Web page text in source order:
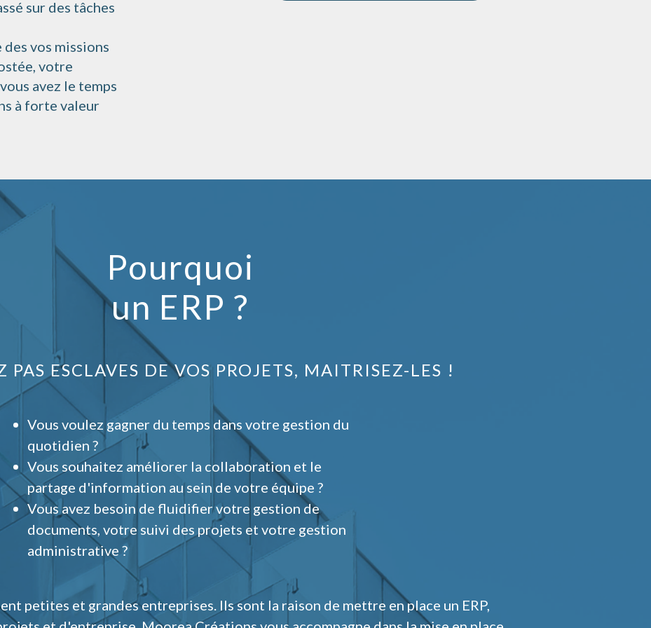
sur des tâches
vos missions
votre
avez le temps
à forte valeur
Pourquoi
un ERP ?
PAS ESCLAVES DE VOS PROJETS, MAITRISEZ-LES !
Vous voulez gagner du temps dans votre gestion du
quotidien ?
Vous souhaitez améliorer la collaboration et le
partage d'information au sein de votre équipe ?
Vous avez besoin de fluidifier votre gestion de
documents, votre suivi des projets et votre gestion
administrative ?
petites et grandes entreprises. Ils sont la raison de mettre en place un ERP,